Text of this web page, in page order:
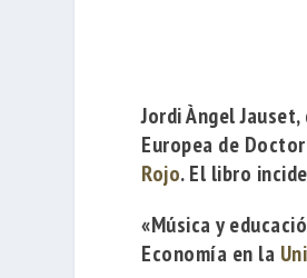
Jordi Àngel Jauset,
Europea de
Rojo. El libro
«Música y
Economía en la